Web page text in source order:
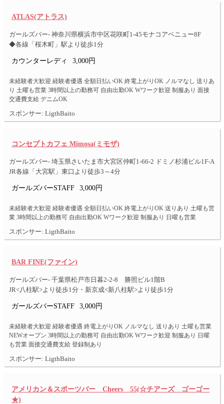
ATLAS(アトラス)
ガールズバー- 神奈川県横浜市中区花咲町1-45モナコアベニュー8F
◆各線「桜木町」駅より徒歩1分
カウンターレディ 3,000円
未経験者大歓迎 経験者優遇 全額日払いOK 終電上がりOK ノルマなし 送りあ
り 土曜も営業 3時間以上の勤務可 自由出勤OK Wワーク歓迎 制服あり 面接
交通費支給 デニムOK
スポンサー: LigthBaito
コンセプトカフェ Mimosa(ミモザ)
ガールズバー- 埼玉県さいたま市大宮区仲町1-66-2 ドミノ杉浦ビル1F-A
JR各線「大宮駅」東口より徒歩3～4分
ガールズバーSTAFF 3,000円
未経験者大歓迎 経験者優遇 全額日払いOK 終電上がりOK 送りあり 土曜も営
業 3時間以上の勤務可 自由出勤OK Wワーク歓迎 制服あり 日曜も営業
スポンサー: LigthBaito
BAR FINE(ファイン)
ガールズバー- 千葉県松戸市日暮2-2-8 勝照ビル1階B
JR<八柱駅>より徒歩1分・新京成<新八柱駅>より徒歩1分
ガールズバーSTAFF 3,000円
未経験者大歓迎 経験者優遇 終電上がりOK ノルマなし 送りあり 土曜も営業
NEWオープン 3時間以上の勤務可 自由出勤OK Wワーク歓迎 制服あり 日曜
も営業 面接交通費支給 登録制あり
スポンサー: LigthBaito
アメリカン＆スポーツバー Cheers 55(☆チアーズ ゴーゴー
★)